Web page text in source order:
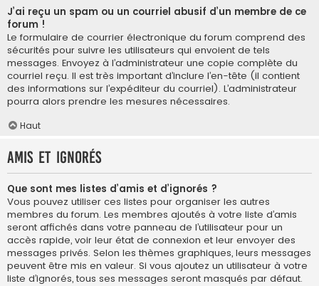
J’ai reçu un spam ou un courriel abusif d’un membre de ce
forum !
Le formulaire de courrier électronique du forum comprend des
sécurités pour suivre les utilisateurs qui envoient de tels
messages. Envoyez à l’administrateur une copie complète du
courriel reçu. Il est très important d’inclure l’en-tête (il contient
des informations sur l’expéditeur du courriel). L’administrateur
pourra alors prendre les mesures nécessaires.
Haut
Amis et ignorés
Que sont mes listes d’amis et d’ignorés ?
Vous pouvez utiliser ces listes pour organiser les autres
membres du forum. Les membres ajoutés à votre liste d’amis
seront affichés dans votre panneau de l’utilisateur pour un
accès rapide, voir leur état de connexion et leur envoyer des
messages privés. Selon les thèmes graphiques, leurs messages
peuvent être mis en valeur. Si vous ajoutez un utilisateur à votre
liste d’ignorés, tous ses messages seront masqués par défaut.